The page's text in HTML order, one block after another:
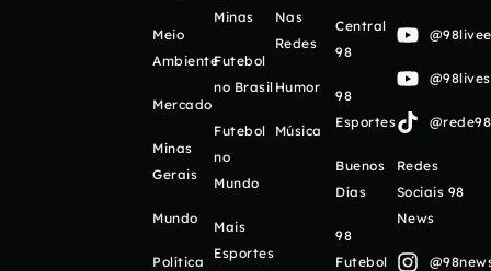
Meio
Ambiente
Mercado
Minas
Gerais
Mundo
Política
Minas
Futebol
no Brasil
Futebol
no
Mundo
Mais
Esportes
Nas
Redes
Humor
Música
Central
98
98
Esportes
Buenos
Días
98
Futebol
Redes
Sociais 98
News